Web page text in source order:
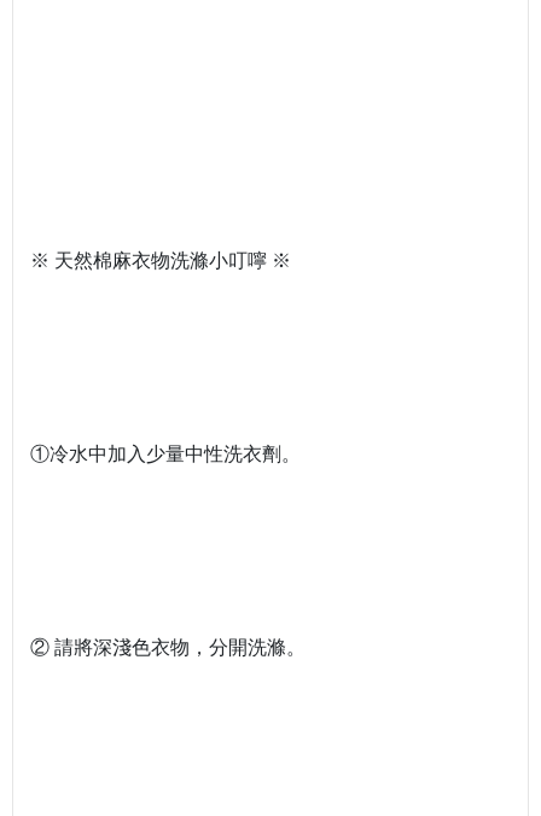
※ 天然棉麻衣物洗滌小叮嚀 ※
①冷水中加入少量中性洗衣劑。
② 請將深淺色衣物，分開洗滌。